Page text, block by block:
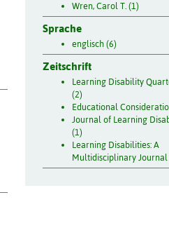
Wren, Carol T. (1)
Sprache
englisch (6)
Zeitschrift
Learning Disability
(2)
Educational
Journal of Learning
(1)
Learning Disabilities: A
Multidisciplinary Journal